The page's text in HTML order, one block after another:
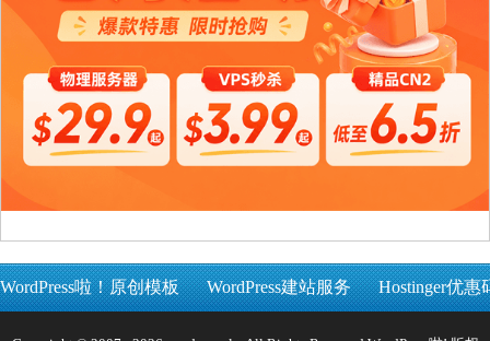
WordPress啦！原创模板 WordPress建站服务 Hostinger优惠